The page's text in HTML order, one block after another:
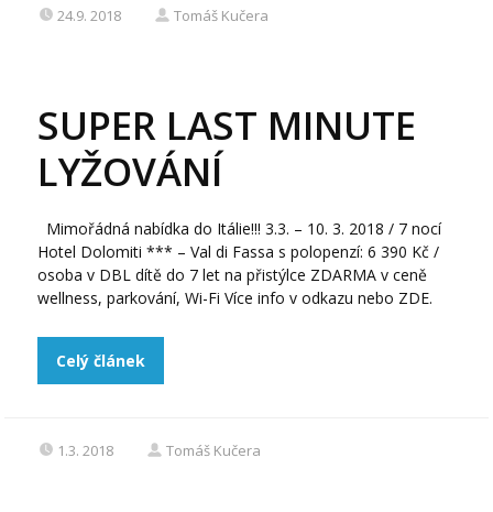
24.9. 2018 Tomáš Kučera
SUPER LAST MINUTE
LYŽOVÁNÍ
Mimořádná nabídka do Itálie!!! 3.3. – 10. 3. 2018 / 7 nocí
Hotel Dolomiti *** – Val di Fassa s polopenzí: 6 390 Kč /
osoba v DBL dítě do 7 let na přistýlce ZDARMA v ceně
wellness, parkování, Wi-Fi Více info v odkazu nebo ZDE.
Celý článek
1.3. 2018 Tomáš Kučera